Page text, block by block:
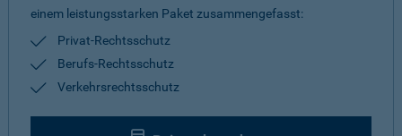
einem leistungsstarken Paket zusammengefasst:
Privat-Rechtsschutz
Berufs-Rechtsschutz
Verkehrsrechtsschutz